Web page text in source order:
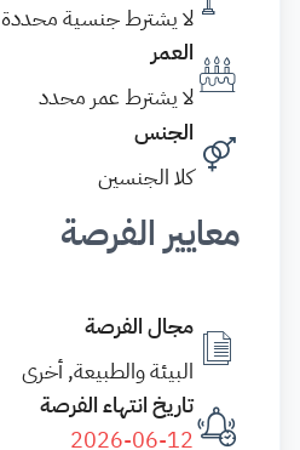
لا يشترط جنسية محددة
العمر
لا يشترط عمر محدد
الجنس
كلا الجنسين
معايير الفرصة
مجال الفرصة
البيئة والطبيعة, أخرى
تاريخ انتهاء الفرصة
2026-06-12